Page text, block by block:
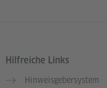
Hilfreiche Links
Hinweisgebersystem